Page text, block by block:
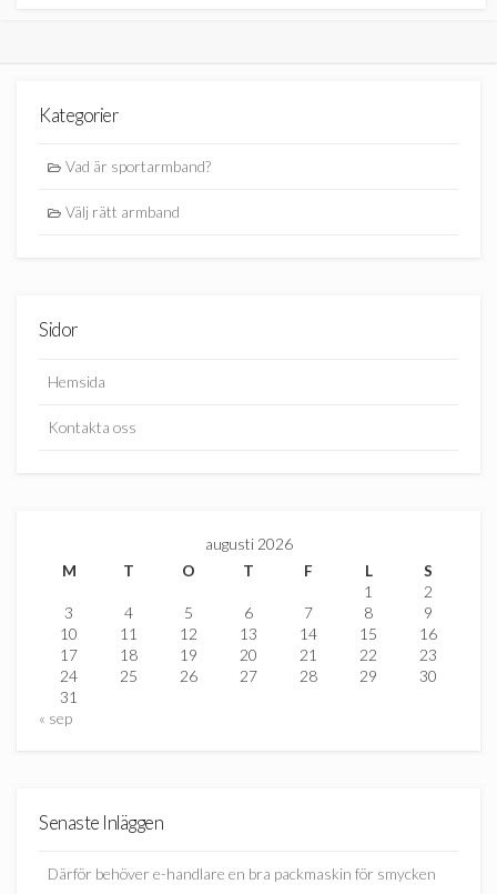
Kategorier
Vad är sportarmband?
Välj rätt armband
Sidor
Hemsida
Kontakta oss
augusti 2026
M
T O T F L
S
1
2
3
4 5 6 7 8
9
10
11 12 13 14 15
16
17
18 19 20 21 22
23
24
25 26 27 28 29
30
31
« sep
Senaste Inläggen
Därför behöver e-handlare en bra packmaskin för smycken